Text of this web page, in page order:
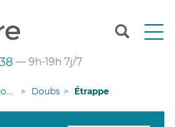
T
n
— 9h-19h 7j/7
Doubs Étrappe